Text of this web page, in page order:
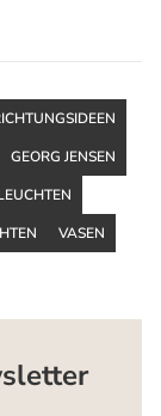
GEORG JENSEN
VASEN